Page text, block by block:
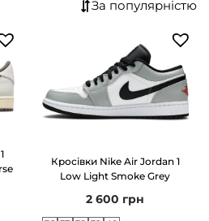
Кросівки Nike Air Jordan 1
Low Light Smoke Grey
2 600 грн